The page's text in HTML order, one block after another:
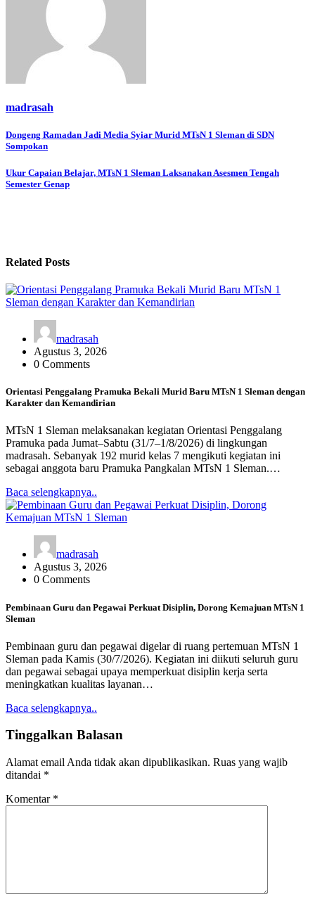
madrasah
Navigasi
pos
Dongeng Ramadan Jadi Media Syiar Murid MTsN 1 Sleman di SDN
Sompokan
Ukur Capaian Belajar, MTsN 1 Sleman Laksanakan Asesmen Tengah
Semester Genap
Related Posts
madrasah
Agustus 3, 2026
0 Comments
Orientasi Penggalang Pramuka Bekali Murid Baru MTsN 1 Sleman dengan
Karakter dan Kemandirian
MTsN 1 Sleman melaksanakan kegiatan Orientasi Penggalang
Pramuka pada Jumat–Sabtu (31/7–1/8/2026) di lingkungan
madrasah. Sebanyak 192 murid kelas 7 mengikuti kegiatan ini
sebagai anggota baru Pramuka Pangkalan MTsN 1 Sleman.…
Baca selengkapnya..
madrasah
Agustus 3, 2026
0 Comments
Pembinaan Guru dan Pegawai Perkuat Disiplin, Dorong Kemajuan MTsN 1
Sleman
Pembinaan guru dan pegawai digelar di ruang pertemuan MTsN 1
Sleman pada Kamis (30/7/2026). Kegiatan ini diikuti seluruh guru
dan pegawai sebagai upaya memperkuat disiplin kerja serta
meningkatkan kualitas layanan…
Baca selengkapnya..
Tinggalkan Balasan
Alamat email Anda tidak akan dipublikasikan. Ruas yang wajib
ditandai *
Komentar *